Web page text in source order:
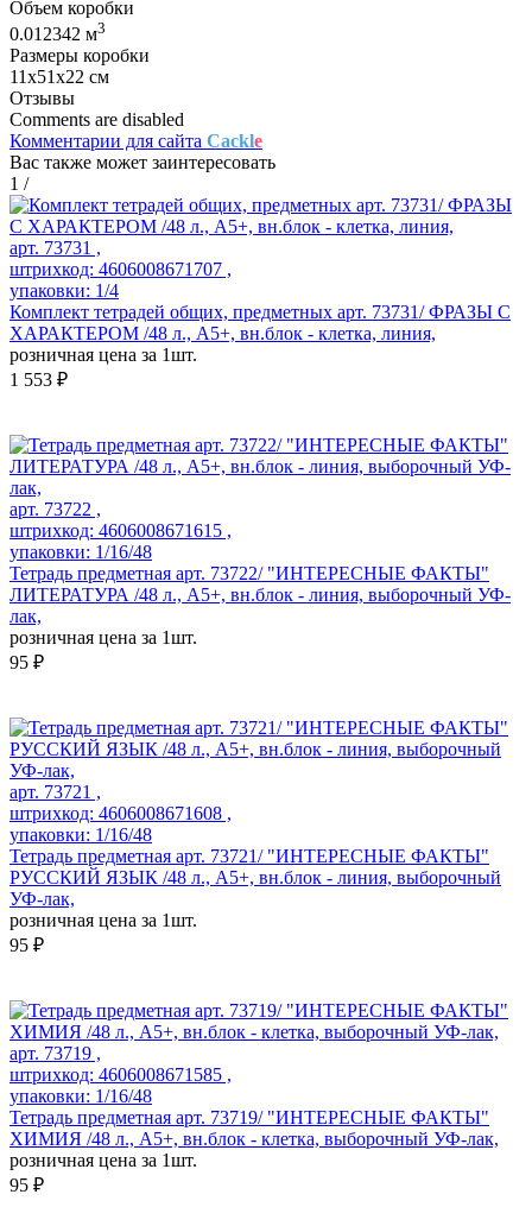
Объем коробки
0.012342 м3
Размеры коробки
11х51х22 см
Отзывы
Comments are disabled
Комментарии для сайта Cackle
Вас также может заинтересовать
1 /
арт. 73731 ,
штрихкод: 4606008671707 ,
упаковки: 1/4
Комплект тетрадей общих, предметных арт. 73731/ ФРАЗЫ С
ХАРАКТЕРОМ /48 л., А5+, вн.блок - клетка, линия,
розничная цена за 1шт.
1 553 ₽
арт. 73722 ,
штрихкод: 4606008671615 ,
упаковки: 1/16/48
Тетрадь предметная арт. 73722/ "ИНТЕРЕСНЫЕ ФАКТЫ"
ЛИТЕРАТУРА /48 л., А5+, вн.блок - линия, выборочный УФ-
лак,
розничная цена за 1шт.
95 ₽
арт. 73721 ,
штрихкод: 4606008671608 ,
упаковки: 1/16/48
Тетрадь предметная арт. 73721/ "ИНТЕРЕСНЫЕ ФАКТЫ"
РУССКИЙ ЯЗЫК /48 л., А5+, вн.блок - линия, выборочный
УФ-лак,
розничная цена за 1шт.
95 ₽
арт. 73719 ,
штрихкод: 4606008671585 ,
упаковки: 1/16/48
Тетрадь предметная арт. 73719/ "ИНТЕРЕСНЫЕ ФАКТЫ"
ХИМИЯ /48 л., А5+, вн.блок - клетка, выборочный УФ-лак,
розничная цена за 1шт.
95 ₽